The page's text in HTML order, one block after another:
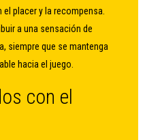
placer y la recompensa.
a una sensación de
siempre que se mantenga
hacia el juego.
con el